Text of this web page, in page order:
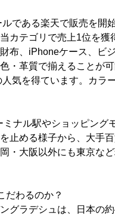
である楽天で販売を開
カテゴリで売上1位を
布、iPhoneケース、ビ
・革質で揃えることが
気を得ています。カラ
ナル駅やショッピング
止める様子から、大手
・大阪以外にも東京な
だわるのか？
グラデシュは、日本の